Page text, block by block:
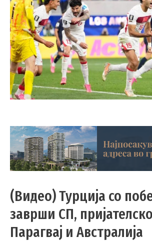
(Видео) Турција со
заврши СП,
Парагвај и Австралија